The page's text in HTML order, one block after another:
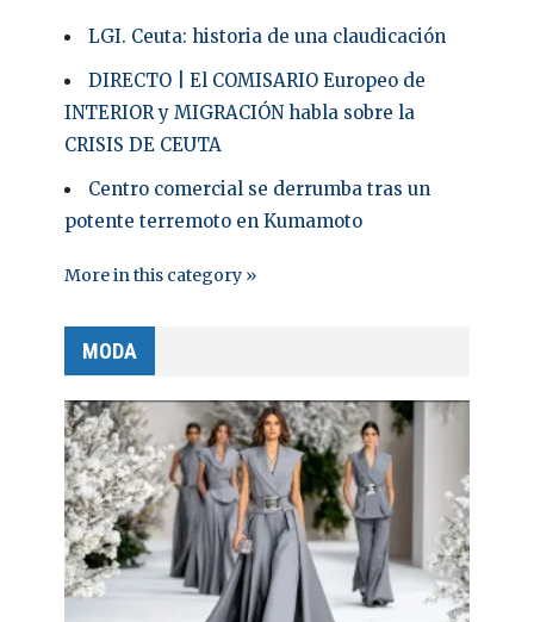
LGI. Ceuta: historia de una claudicación
DIRECTO | El COMISARIO Europeo de
INTERIOR y MIGRACIÓN habla sobre la
CRISIS DE CEUTA
Centro comercial se derrumba tras un
potente terremoto en Kumamoto
More in this category »
MODA